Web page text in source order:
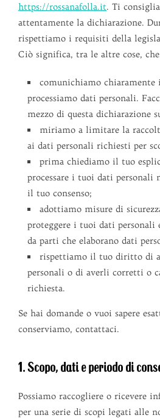
https://rossanafolla.it. Ti
attentamente la dichiarazione.
rispettiamo i requisiti della
Ciò significa, tra le altre cose,
comunichiamo
processiamo dati personali.
mezzo di questa dichiarazione
miriamo a limitare la
ai dati personali richiesti per
prima chiediamo il tuo
processare i tuoi dati personali
il tuo consenso;
adottiamo misure di
proteggere i tuoi dati personali
da parti che elaborano dati
rispettiamo il tuo diritto di
personali o di averli corretti o
richiesta.
Se hai domande o vuoi sapere
conserviamo, contattaci.
1. Scopo, dati e periodo di
Possiamo raccogliere o ricevere
per una serie di scopi legati alle